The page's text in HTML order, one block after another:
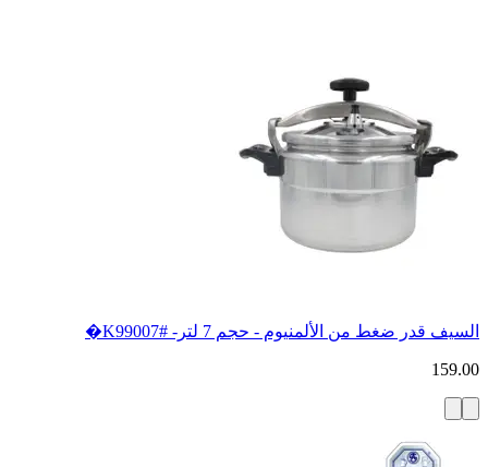
السيف قدر ضغط من الألمنيوم - حجم 7 لتر- #K99007�
159.00